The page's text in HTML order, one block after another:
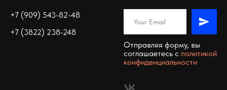
+7 (909) 543-82-48
+7 (3822) 238-248
Отправляя форму, вы
соглашаетесь c политикой
конфиденциальности